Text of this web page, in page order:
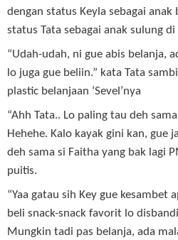
dengan status Keyla sebagai anak
status Tata sebagai anak sulung di
“Udah-udah, ni gue abis belanja,
lo juga gue beliin.” kata Tata
plastic belanjaan ‘Sevel’nya
“Ahh Tata.. Lo paling tau deh
Hehehe. Kalo kayak gini kan, gue
deh sama si Faitha yang bak lagi
puitis.
“Yaa gatau sih Key gue kesambet
beli snack-snack favorit lo
Mungkin tadi pas belanja, ada